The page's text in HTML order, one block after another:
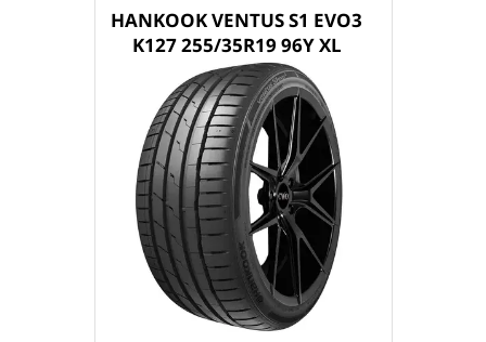
HANKOOK VENTUS S1 EVO3
K127 255/35R19 96Y XL